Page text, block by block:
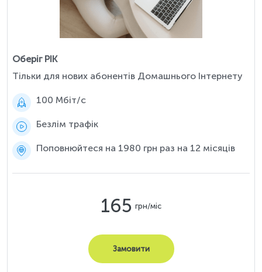
Оберіг РІК
Тільки для нових абонентів Домашнього Інтернету
100 Мбіт/c
Безлім трафік
Поповнюйтеся на 1980 грн раз на 12 місяців
165 грн/міс
Замовити